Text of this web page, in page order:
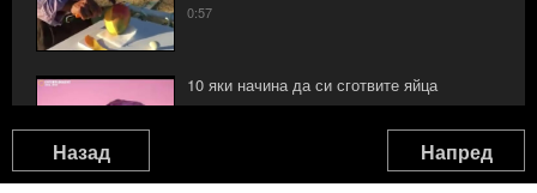
0:57
10 яки начина да си сготвите яйца
1:32
Какво да правим с черупките от яйцата
Назад Напред